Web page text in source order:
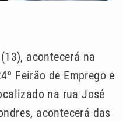
acontecerá na
Feirão de Emprego e
na rua José
acontecerá das